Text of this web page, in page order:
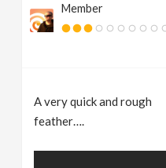
Member
A very quick and rough
feather….